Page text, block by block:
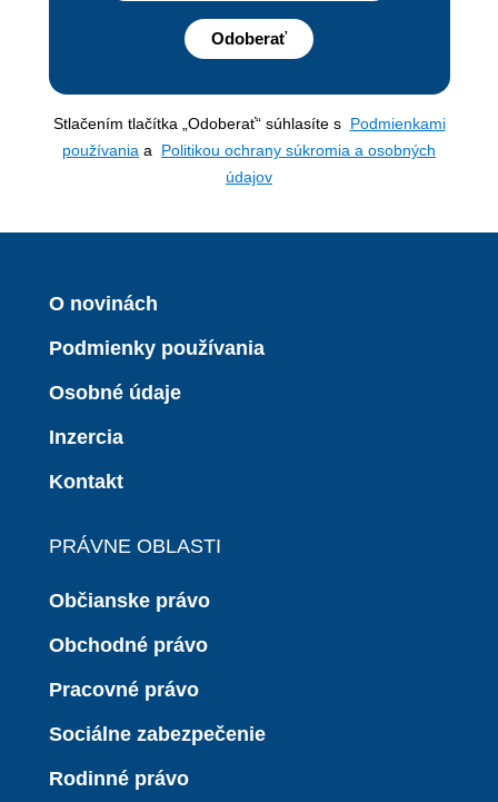
Odoberať
Stlačením tlačítka „Odoberať“ súhlasíte s Podmienkami
používania a Politikou ochrany súkromia a osobných
údajov
O novinách
Podmienky používania
Osobné údaje
Inzercia
Kontakt
PRÁVNE OBLASTI
Občianske právo
Obchodné právo
Pracovné právo
Sociálne zabezpečenie
Rodinné právo